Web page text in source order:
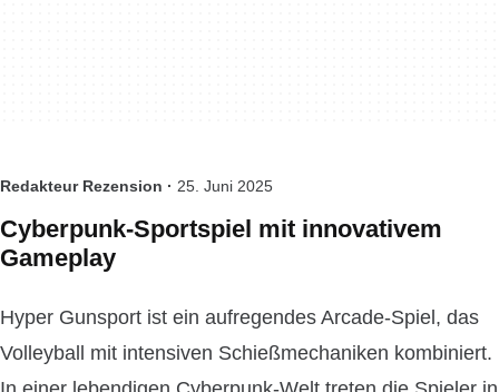
Redakteur Rezension · 25. Juni 2025
Cyberpunk-Sportspiel mit innovativem
Gameplay
Hyper Gunsport ist ein aufregendes Arcade-Spiel, das
Volleyball mit intensiven Schießmechaniken kombiniert.